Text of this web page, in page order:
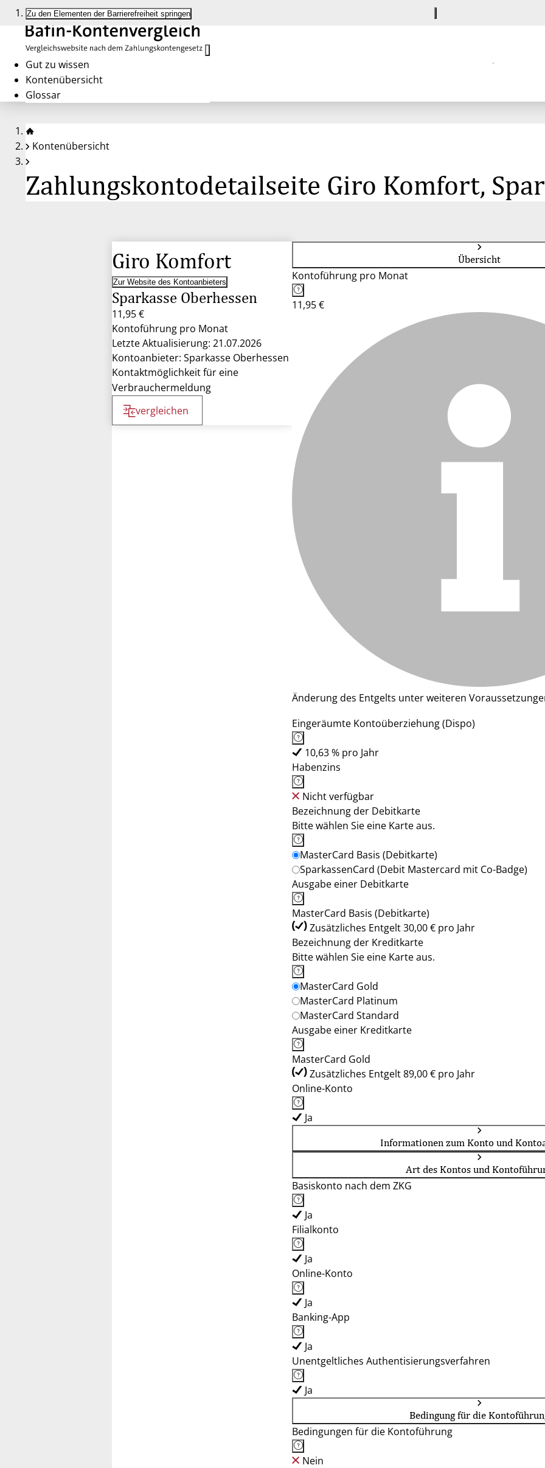
Zu den Elementen der Barrierefreiheit springen
Gut zu wissen
Kontenübersicht
Glossar
Kontenübersicht
Zahlungskontodetailseite Giro Komfort,
Giro Komfort
Zur Website des Kontoanbieters
Sparkasse Oberhessen
11,95 €
Kontoführung pro Monat
Letzte Aktualisierung: 21.07.2026
Kontoanbieter: Sparkasse Oberhessen
Kontaktmöglichkeit für eine
Verbrauchermeldung
vergleichen
Übersicht
Kontoführung pro Monat
11,95 €
Änderung des Entgelts unter weiteren
Eingeräumte Kontoüberziehung (Dispo)
10,63 % pro Jahr
Habenzins
Nicht verfügbar
Bezeichnung der Debitkarte
Bitte wählen Sie eine Karte aus.
MasterCard Basis (Debitkarte)
SparkassenCard (Debit Mastercard mit Co-Badge)
Ausgabe einer Debitkarte
MasterCard Basis (Debitkarte)
Zusätzliches Entgelt 30,00 € pro Jahr
Bezeichnung der Kreditkarte
Bitte wählen Sie eine Karte aus.
MasterCard Gold
MasterCard Platinum
MasterCard Standard
Ausgabe einer Kreditkarte
MasterCard Gold
Zusätzliches Entgelt 89,00 € pro Jahr
Online-Konto
Ja
Informationen zum Konto und
Art des Kontos und
Basiskonto nach dem ZKG
Ja
Filialkonto
Ja
Online-Konto
Ja
Banking-App
Ja
Unentgeltliches Authentisierungsverfahren
Ja
Bedingung für die
Bedingungen für die Kontoführung
Nein